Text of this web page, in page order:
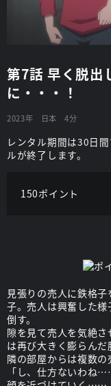
第7話 早く脱出
に・・・！
2023年 日本 4分
レンタル期間は30日
ルが終了します。
150ポイント
見張りの売人に鉄格
子。売人は興奮した
倒す。
隙を見て売人を気絶
は再び大きく膨らんだ
隣の部屋からは複数
「し、仕方ないわね